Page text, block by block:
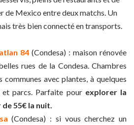
de Mexico entre deux matchs. Un
très bien connecté en transports.
84 (Condesa) : maison rénovée
rues de la Condesa. Chambres
communes avec plantes, à quelques
et parcs. Parfaite pour explorer la
55€ la nuit.
(Condesa) : si vous cherchez un